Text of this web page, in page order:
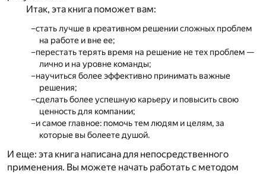
Итак, эта книга поможет вам:
стать лучше в креативном решении сложных проблем
на работе и вне ее;
перестать терять время на решение не тех проблем —
лично и на уровне команды;
научиться более эффективно принимать важные
решения;
сделать более успешную карьеру и повысить свою
ценность для компании;
и самое главное: помочь тем людям и целям, за
которые вы болеете душой.
И еще: эта книга написана для непосредственного
применения. Вы можете начать работать с методом